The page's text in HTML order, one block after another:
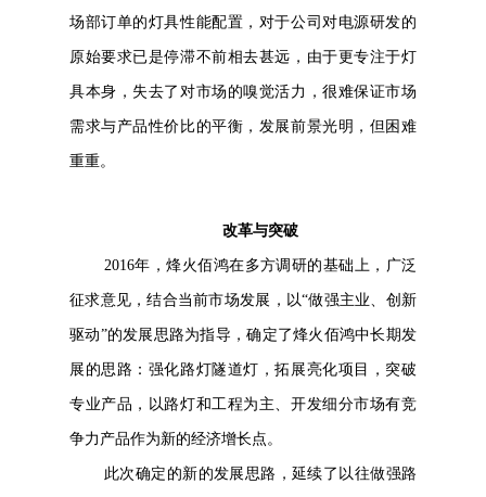
场部订单的灯具性能配置，对于公司对电源研发的
原始要求已是停滞不前相去甚远，由于更专注于灯
具本身，失去了对市场的嗅觉活力，很难保证市场
需求与产品性价比的平衡，发展前景光明，但困难
重重。
改革与突破
2016年，烽火佰鸿在多方调研的基础上，广泛
征求意见，结合当前市场发展，以“做强主业、创新
驱动”的发展思路为指导，确定了烽火佰鸿中长期发
展的思路：强化路灯隧道灯，拓展亮化项目，突破
专业产品，以路灯和工程为主、开发细分市场有竞
争力产品作为新的经济增长点。
此次确定的新的发展思路，延续了以往做强路